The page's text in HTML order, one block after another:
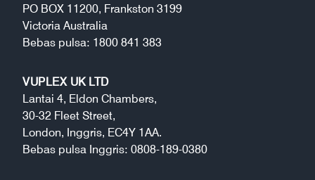
PO BOX 11200, Frankston 3199
Victoria Australia
Bebas pulsa: 1800 841 383
VUPLEX UK LTD
Lantai 4, Eldon Chambers,
30-32 Fleet Street,
London, Inggris, EC4Y 1AA.
Bebas pulsa Inggris: 0808-189-0380